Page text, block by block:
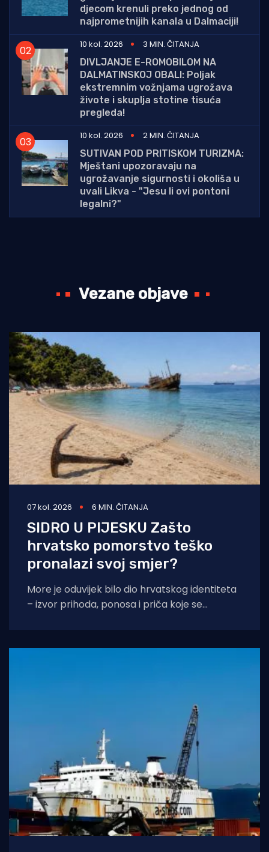
djecom krenuli preko jednog od
najprometnijih kanala u Dalmaciji!
10 kol. 2026
3 MIN. ČITANJA
DIVLJANJE E-ROMOBILOM NA
DALMATINSKOJ OBALI: Poljak
ekstremnim vožnjama ugrožava
živote i skuplja stotine tisuća
pregleda!
10 kol. 2026
2 MIN. ČITANJA
SUTIVAN POD PRITISKOM TURIZMA:
Mještani upozoravaju na
ugrožavanje sigurnosti i okoliša u
uvali Likva - "Jesu li ovi pontoni
legalni?"
Vezane objave
07 kol. 2026 6 MIN. ČITANJA
SIDRO U PIJESKU Zašto
hrvatsko pomorstvo teško
pronalazi svoj smjer?
More je oduvijek bilo dio hrvatskog identiteta
– izvor prihoda, ponosa i priča koje se